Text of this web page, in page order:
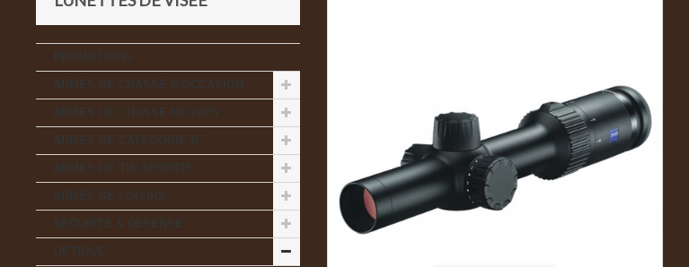
PROMOTIONS
ARMES DE CHASSE D'OCCASION
ARMES DE CHASSE NEUVES
ARMES DE CATEGORIE B°
ARMES DE TIR SPORTIF
ARMES DE LOISIRS
SECURITE & DEFENSE